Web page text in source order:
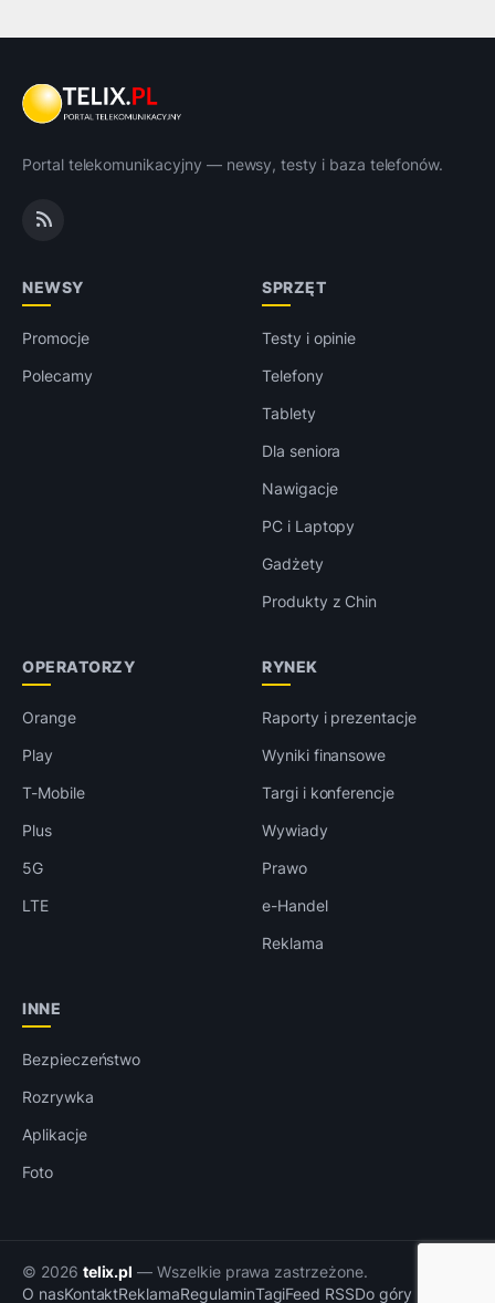
Portal telekomunikacyjny — newsy, testy i baza telefonów.
NEWSY
Promocje
Polecamy
SPRZĘT
Testy i opinie
Telefony
Tablety
Dla seniora
Nawigacje
PC i Laptopy
Gadżety
Produkty z Chin
OPERATORZY
Orange
Play
T-Mobile
Plus
5G
LTE
RYNEK
Raporty i prezentacje
Wyniki finansowe
Targi i konferencje
Wywiady
Prawo
e-Handel
Reklama
INNE
Bezpieczeństwo
Rozrywka
Aplikacje
Foto
© 2026 telix.pl — Wszelkie prawa zastrzeżone.
O nasKontaktReklamaRegulaminTagiFeed RSSDo góry ↑